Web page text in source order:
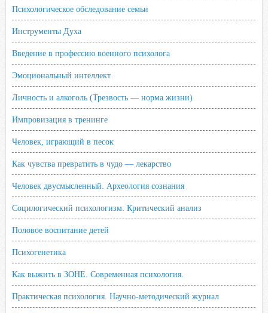
Психологическое обследование семьи
Инструменты Духа
Введение в профессию военного психолога
Эмоциональный интеллект
Личность и алкоголь (Трезвость — норма жизни)
Импровизация в тренинге
Человек, играющий в песок
Как чувства превратить в чудо — лекарство
Человек двусмысленный. Археология сознания
Социлогический психологизм. Критический анализ
Половое воспитание детей
Психогенетика
Как выжить в ЗОНЕ. Современная психология.
Практическая психология. Научно-методический журнал